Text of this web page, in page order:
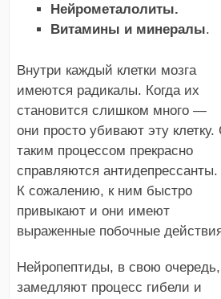
Нейрометалолиты.
Витамины и минералы.
Внутри каждый клетки мозга
имеются радикалы. Когда их
становится слишком много —
они просто убивают эту клетку.
таким процессом прекрасно
справляются антидепрессанты.
К сожалению, к ним быстро
привыкают и они имеют
выраженные побочные
Нейропептиды, в свою очередь,
замедляют процесс гибели и